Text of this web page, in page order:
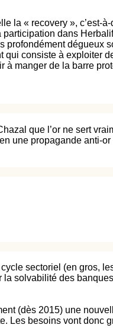
la « recovery », c’est-
dans
dégueux
consiste à exploiter
à manger de la barre
que l’or ne sert
une propagande anti-
sectoriel (en gros,
solvabilité des
(dès 2015) une
Les besoins vont donc